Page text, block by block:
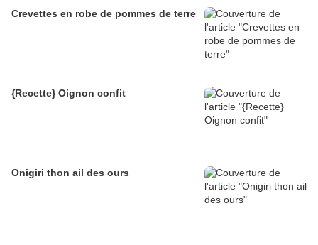
Crevettes en robe de pommes de terre
{Recette} Oignon confit
Onigiri thon ail des ours